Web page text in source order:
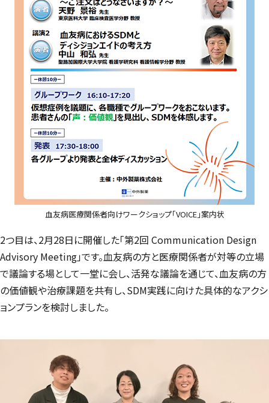
血友病医療関係者向けワークショップ「VOICE」案内状
2つ目は、2月28日に開催した「第2回 Communication Design
Advisory Meeting」です。血友病の方と医療関係者が対等の立場
で議論する場として一堂に会し、活発な議論を通じて、血友病の方
の価値観や治療課題を共有し、SDM実践に向けた具体的なアクシ
ョンプランを検討しました。